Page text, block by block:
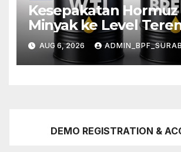
Kesepakatan
Minyak ke Level
Sebulan
AUG 6, 2026
DEMO REGISTRATION &